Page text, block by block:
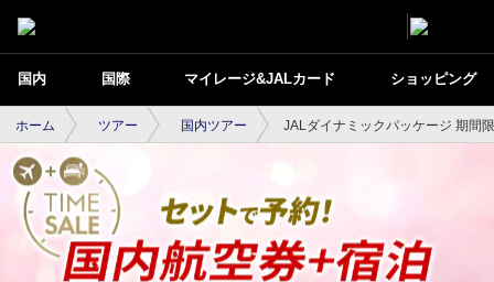
国内 国際 マイレージ&JALカード ショッピング
ホーム ツアー 国内ツアー JALダイナミックパッケージ 期間